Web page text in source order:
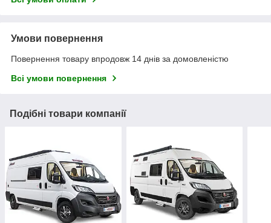
Умови повернення
Повернення товару впродовж 14 днів за домовленістю
Всі умови повернення
Подібні товари компанії